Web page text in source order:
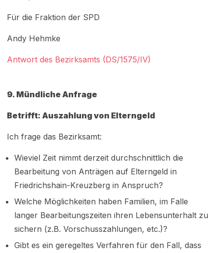
Für die Fraktion der SPD
Andy Hehmke
Antwort des Bezirksamts (DS/1575/IV)
9. Mündliche Anfrage
Betrifft: Auszahlung von Elterngeld
Ich frage das Bezirksamt:
Wieviel Zeit nimmt derzeit durchschnittlich die
Bearbeitung von Anträgen auf Elterngeld in
Friedrichshain-Kreuzberg in Anspruch?
Welche Möglichkeiten haben Familien, im Falle
langer Bearbeitungszeiten ihren Lebensunterhalt zu
sichern (z.B. Vorschusszahlungen, etc.)?
Gibt es ein geregeltes Verfahren für den Fall, dass